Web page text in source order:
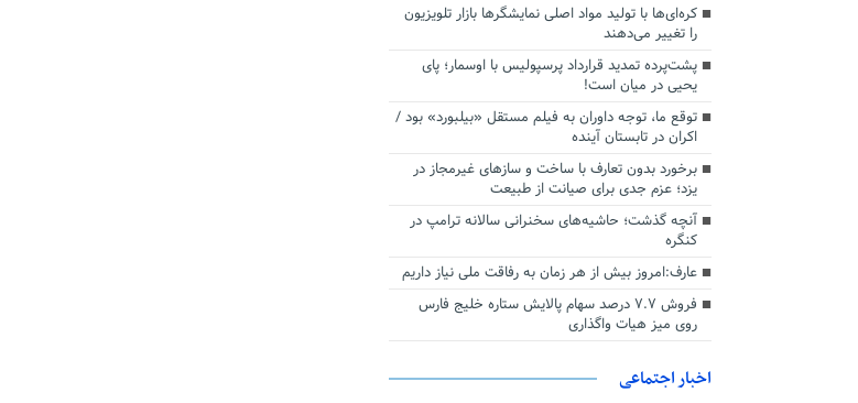
کره‌ای‌ها با تولید مواد اصلی نمایشگرها بازار تلویزیون
را تغییر می‌دهند
پشت‌پرده تمدید قرارداد پرسپولیس با اوسمار؛ پای
یحیی در میان است!
توقع ما، توجه داوران به فیلم مستقل «بیلبورد» بود /
اکران در تابستان آینده
برخورد بدون تعارف با ساخت‌ و سازهای غیرمجاز در
یزد؛ عزم جدی برای صیانت از طبیعت
آنچه گذشت؛ حاشیه‌های سخنرانی سالانه ترامپ در
کنگره
عارف:امروز بیش از هر زمان به رفاقت ملی نیاز داریم
فروش ۷.۷ درصد سهام پالایش ستاره خلیج فارس
روی میز هیات واگذاری
اخبار اجتماعی